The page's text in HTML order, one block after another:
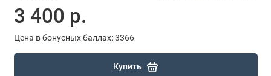
3 400 р.
Цена в бонусных баллах: 3366
Купить